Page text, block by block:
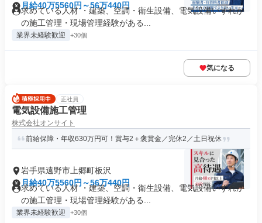
月給40万5560円～56万440円
求めている人材 ・建築、空調・衛生設備、電気設備いずれか
の施工管理・現場管理経験がある...
業界未経験歓迎 +30個
気になる
正社員
電気設備施工管理
株式会社オンサイト
前給保障・年収630万円可！賞与2＋褒賞金／完休2／土日祝休
岩手県遠野市上郷町板沢
月給40万5560円～56万440円
求めている人材 ・建築、空調・衛生設備、電気設備いずれか
の施工管理・現場管理経験がある...
業界未経験歓迎 +30個